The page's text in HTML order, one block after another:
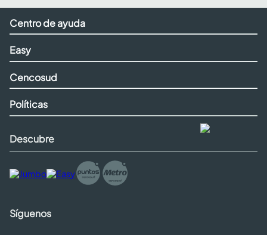
Centro de ayuda
Easy
Cencosud
Políticas
Descubre
Síguenos